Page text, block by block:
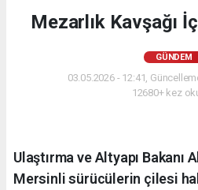
Mezarlık Kavşağı
GÜNDEM
03.05.2026 - 12:41,
12680+ kez
Ulaştırma ve Altyapı Bakanı
Mersinli sürücülerin çilesi